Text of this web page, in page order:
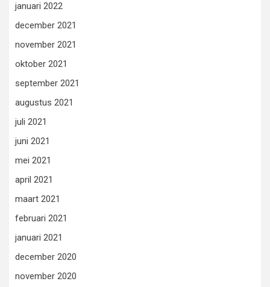
januari 2022
december 2021
november 2021
oktober 2021
september 2021
augustus 2021
juli 2021
juni 2021
mei 2021
april 2021
maart 2021
februari 2021
januari 2021
december 2020
november 2020